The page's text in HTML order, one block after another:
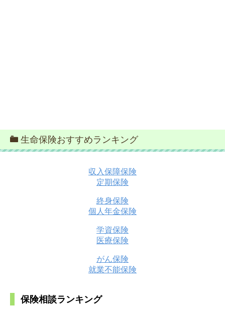
生命保険おすすめランキング
収入保障保険
定期保険
終身保険
個人年金保険
学資保険
医療保険
がん保険
就業不能保険
保険相談ランキング